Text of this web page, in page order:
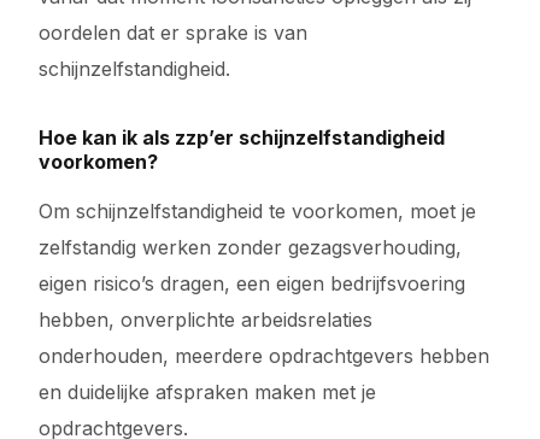
oordelen dat er sprake is van
schijnzelfstandigheid.
Hoe kan ik als zzp’er schijnzelfstandigheid
voorkomen?
Om schijnzelfstandigheid te voorkomen, moet je
zelfstandig werken zonder gezagsverhouding,
eigen risico’s dragen, een eigen bedrijfsvoering
hebben, onverplichte arbeidsrelaties
onderhouden, meerdere opdrachtgevers hebben
en duidelijke afspraken maken met je
opdrachtgevers.